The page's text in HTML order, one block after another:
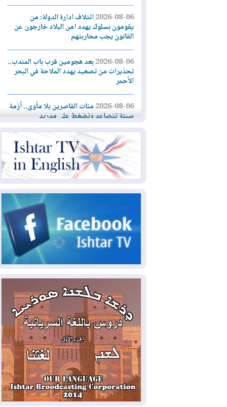
2026-08-06ائتلاف ادارة الدولة: من
يقومون بسلوك يهدد امن البلاد خارجون عن
القانون يجب محاربتهم
2026-08-06بعد هجومين قرب باب المندب..
تحذيرات من تصعيد يهدد الملاحة في البحر
الأحمر
2026-08-06مئات القاصرين بلا مأوى.. أزمة
سبتة تتصاعد وتضغط على مدريد
2026-08-05
لمدة عام.. بدء توريد 100
مليون قدم مكعب يومياً من غاز كورمور في
إقليم كوردستان إلى وزارة الكهرباء العراقية
ملامح أخطر التحديات التي تواجه العراق
2026-08-05
حرائق فرنسا.. توقيف 402
شخص بينهم 156 قاصرا منذ بداية موسم
الحرائق
2026-08-04سومو: إنتاج النفط في إقليم
كوردستان انخفض إلى أقل من 10%
2026-08-04ملفات حقبة الكاظمي تعود إلى
الواجهة.. أنباء عن مراجعات قضائية
وتحقيقات أوسع في قضايا فساد
2026-08-04بيترو يشكو تزوير الانتخابات
الرئاسية ويحذر من "حرب أهلية" في
كولومبيا
2026-08-03رئيس إقليم كوردستان في